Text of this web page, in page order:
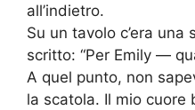
all’indietro.
Su un tavolo c’era
scritto: “Per Emily —
A quel punto, non
la scatola. Il mio